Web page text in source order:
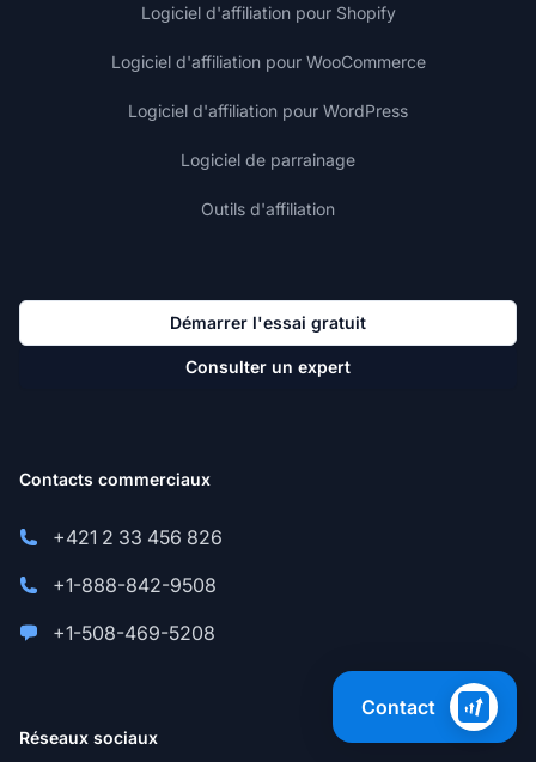
Logiciel d'affiliation pour Shopify
Logiciel d'affiliation pour WooCommerce
Logiciel d'affiliation pour WordPress
Logiciel de parrainage
Outils d'affiliation
Démarrer l'essai gratuit
Consulter un expert
Contacts commerciaux
+421 2 33 456 826
+1-888-842-9508
+1-508-469-5208
Réseaux sociaux
Contact